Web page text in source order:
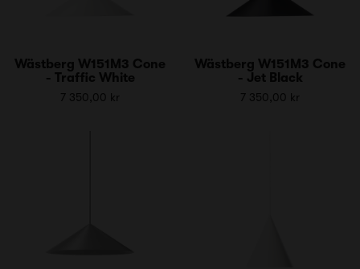
Wästberg W151M3 Cone
- Traffic White
7 350,00 kr
Wästberg W151M3 Cone
- Jet Black
7 350,00 kr